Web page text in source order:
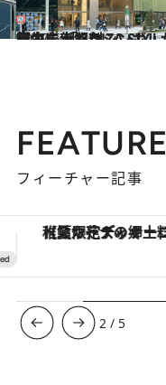
2017.5.3
銀座に新たなシンボルが誕生！ 「GINZA SIX」の魅力を大解剖
旅＆お出かけ
FEATURE
フィーチャー記事
3 / 5